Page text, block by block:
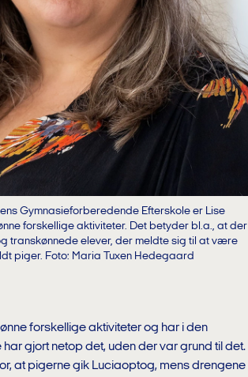
Gymnasieforberedende Efterskole er Lise
forskellige aktiviteter. Det betyder bl.a., at der
transkønnede elever, der meldte sig til at være
piger. Foto: Maria Tuxen Hedegaard
forskellige aktiviteter og har i den
gjort netop det, uden der var grund til det.
at pigerne gik Luciaoptog, mens drengene